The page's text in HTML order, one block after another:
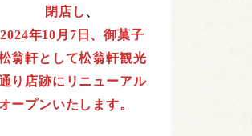
閉店し、
2024年10月7日、御菓子
翁軒として松翁軒観光
り店跡にリニューアル
オープンいたします。